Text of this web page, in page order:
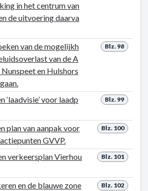
in het centrum van
de uitvoering daarva
Blz. 98
van de mogelijkh
van de A
en Hulshors
Blz. 99
‘laadvisie’ voor laadp
Blz. 100
plan van aanpak voor
GVVP.
Blz. 101
verkeersplan Vierhou
Blz. 102
en de blauwe zone